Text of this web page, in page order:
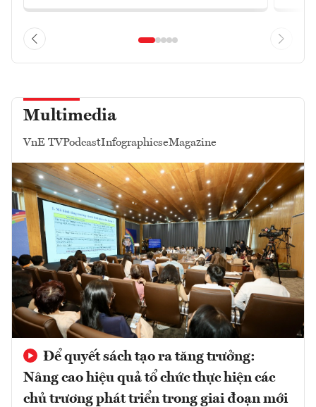
Multimedia
VnE TVPodcastInfographicseMagazine
Để quyết sách tạo ra tăng trưởng:
Nâng cao hiệu quả tổ chức thực hiện các
chủ trương phát triển trong giai đoạn mới